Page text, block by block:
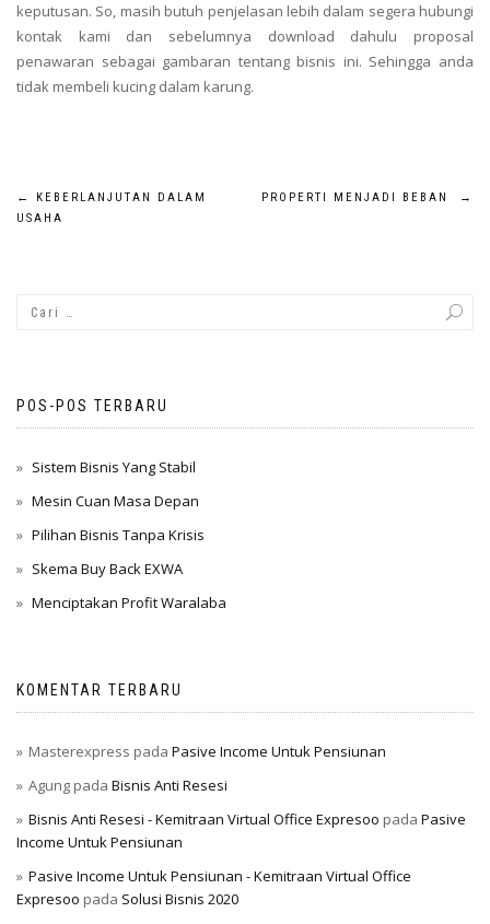
keputusan. So, masih butuh penjelasan lebih dalam segera hubungi
kontak kami dan sebelumnya download dahulu proposal
penawaran sebagai gambaran tentang bisnis ini. Sehingga anda
tidak membeli kucing dalam karung.
Navigasi
←
KEBERLANJUTAN DALAM
USAHA
PROPERTI MENJADI BEBAN →
POS-POS TERBARU
Sistem Bisnis Yang Stabil
Mesin Cuan Masa Depan
Pilihan Bisnis Tanpa Krisis
Skema Buy Back EXWA
Menciptakan Profit Waralaba
KOMENTAR TERBARU
Masterexpress pada Pasive Income Untuk Pensiunan
Agung pada Bisnis Anti Resesi
Bisnis Anti Resesi - Kemitraan Virtual Office Expresoo pada Pasive
Income Untuk Pensiunan
Pasive Income Untuk Pensiunan - Kemitraan Virtual Office
Expresoo pada Solusi Bisnis 2020